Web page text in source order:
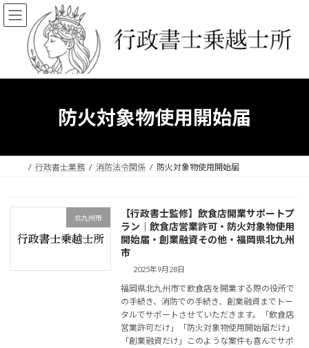
コ
ン
ナ
ビ
防火対象物使用開始届
行政書士業務 消防法令関係 防火対象物使用開始届
北九州市
【行政書士監修】飲食店開業サポートプ
ラン｜飲食店営業許可・防火対象物使用
開始届・創業融資その他・福岡県北九州
市
2025年9月28日
福岡県北九州市で飲食店を開業する際の役所で
の手続き、消防での手続き、創業融資までトー
タルでサポートさせていただきます。「飲食店
営業許可だけ」「防火対象物使用開始届だけ」
「創業融資だけ」このような案件も喜んでサポ